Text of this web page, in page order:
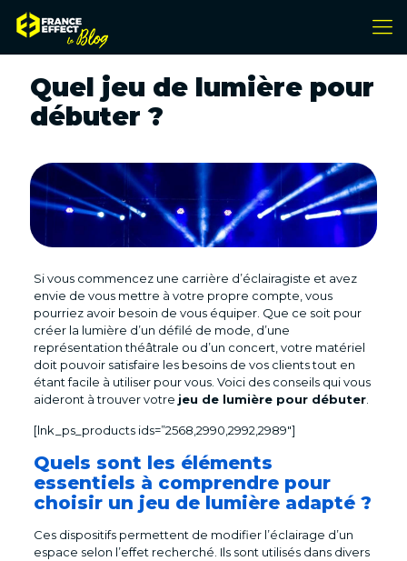
Quel jeu de lumière pour
débuter ?
Si vous commencez une carrière d’éclairagiste et avez
envie de vous mettre à votre propre compte, vous
pourriez avoir besoin de vous équiper. Que ce soit pour
créer la lumière d’un défilé de mode, d’une
représentation théâtrale ou d’un concert, votre matériel
doit pouvoir satisfaire les besoins de vos clients tout en
étant facile à utiliser pour vous. Voici des conseils qui vous
aideront à trouver votre jeu de lumière pour débuter.
[lnk_ps_products ids=”2568,2990,2992,2989″]
Quels sont les éléments
essentiels à comprendre pour
choisir un jeu de lumière adapté ?
Ces dispositifs permettent de modifier l’éclairage d’un
espace selon l’effet recherché. Ils sont utilisés dans divers